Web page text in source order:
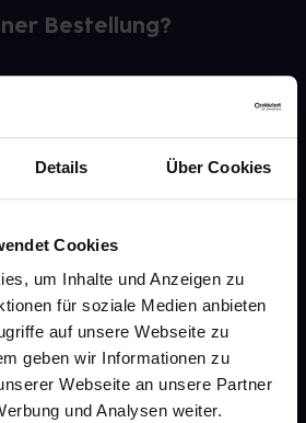
Details Über Cookies
Cookies
um Inhalte und Anzeigen zu
für soziale Medien anbieten
auf unsere Webseite zu
geben wir Informationen zu
Webseite an unsere Partner
und Analysen weiter.
Bestellung?